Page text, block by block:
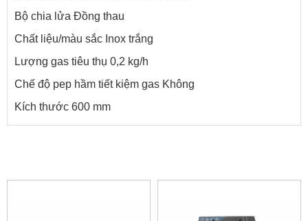
Bộ chia lửa Đồng thau
Chất liệu/màu sắc Inox trắng
Lượng gas tiêu thụ 0,2 kg/h
Chế độ pep hầm tiết kiệm gas Không
Kích thước 600 mm